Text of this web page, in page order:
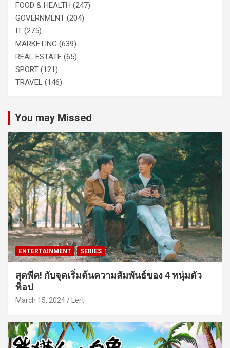
FOOD & HEALTH (247)
GOVERNMENT (204)
IT (275)
MARKETING (639)
REAL ESTATE (65)
SPORT (121)
TRAVEL (146)
You may Missed
ENTERTAINMENT SERIES
สุดพีค! กับจุดเริ่มต้นความสัมพันธ์ของ 4 หนุ่มตัว
ท็อป
March 15, 2024 Lert